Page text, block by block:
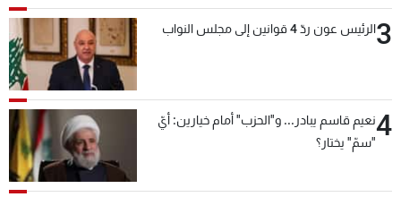
3الرئيس عون ردّ 4 قوانين إلى مجلس النواب
4نعيم قاسم يبادر... و"الحزب" أمام خيارين: أيّ
"سمّ" يختار؟